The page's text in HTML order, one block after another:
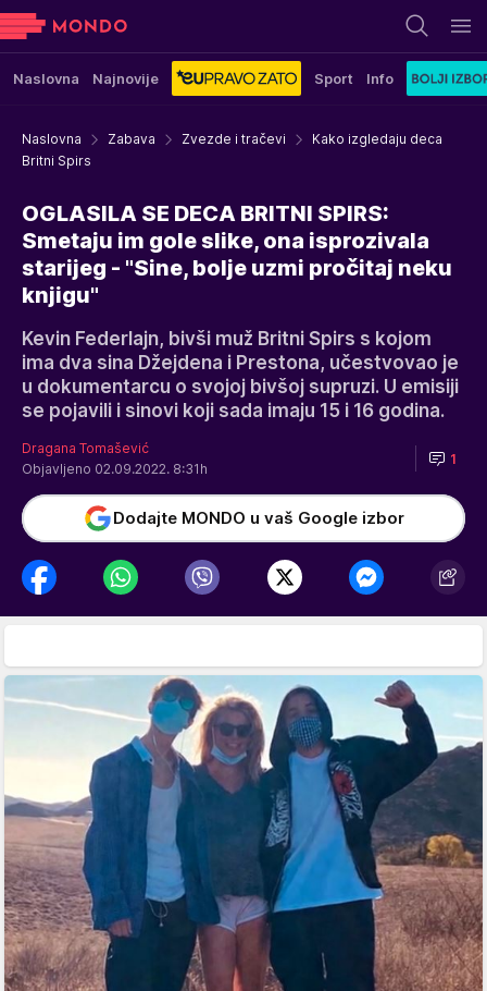
Naslovna Najnovije Sport Info
Naslovna Zabava Zvezde i tračevi
Kako izgledaju deca
Britni Spirs
OGLASILA SE DECA BRITNI SPIRS:
Smetaju im gole slike, ona isprozivala
starijeg - "Sine, bolje uzmi pročitaj neku
knjigu"
Kevin Federlajn, bivši muž Britni Spirs s kojom
ima dva sina Džejdena i Prestona, učestvovao je
u dokumentarcu o svojoj bivšoj supruzi. U emisiji
se pojavili i sinovi koji sada imaju 15 i 16 godina.
Dragana Tomašević
Objavljeno 02.09.2022. 8:31h
1
Dodajte MONDO u vaš Google izbor